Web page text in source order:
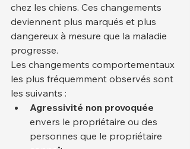
chez les chiens. Ces changements
deviennent plus marqués et plus
dangereux à mesure que la maladie
progresse.
Les changements comportementaux
les plus fréquemment observés sont
les suivants :
Agressivité non provoquée
envers le propriétaire ou des
personnes que le propriétaire